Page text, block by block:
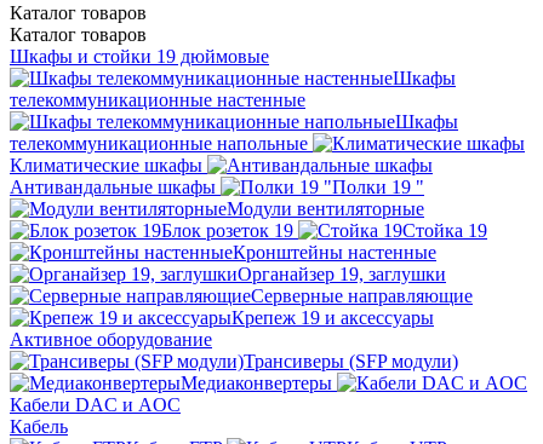
Каталог товаров
Каталог товаров
Шкафы и стойки 19 дюймовые
Шкафы
телекоммуникационные настенные
Шкафы
телекоммуникационные напольные
Климатические шкафы
Антивандальные шкафы
Полки 19 "
Модули вентиляторные
Блок розеток 19
Стойка 19
Кронштейны настенные
Органайзер 19, заглушки
Серверные направляющие
Крепеж 19 и аксессуары
Активное оборудование
Трансиверы (SFP модули)
Медиаконвертеры
Кабели DAC и AOC
Кабель